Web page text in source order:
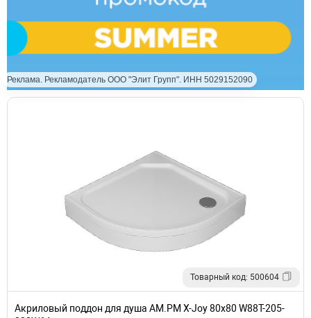
Реклама. Рекламодатель ООО "Элит Групп". ИНН 5029152090
Товарный код: 500604
Акриловый поддон для душа AM.PM X-Joy 80x80 W88T-205-